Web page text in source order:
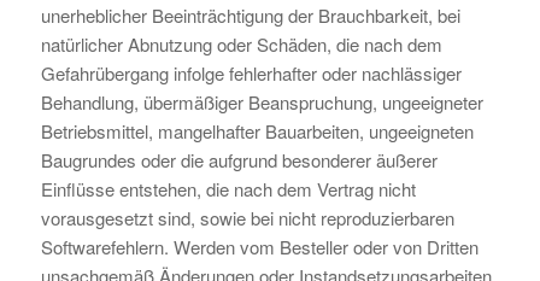
unerheblicher Beeinträchtigung der Brauchbarkeit, bei
natürlicher Abnutzung oder Schäden, die nach dem
Gefahrübergang infolge fehlerhafter oder nachlässiger
Behandlung, übermäßiger Beanspruchung, ungeeigneter
Betriebsmittel, mangelhafter Bauarbeiten, ungeeigneten
Baugrundes oder die aufgrund besonderer äußerer
Einflüsse entstehen, die nach dem Vertrag nicht
vorausgesetzt sind, sowie bei nicht reproduzierbaren
Softwarefehlern. Werden vom Besteller oder von Dritten
unsachgemäß Änderungen oder Instandsetzungsarbeiten